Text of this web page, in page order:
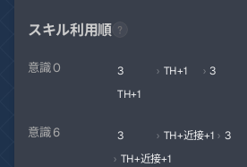
スキル利用順
意識 0 3 › TH+1 › 3
TH+1
意識 6 3 › TH+近接+1 › 3
› TH+近接+1